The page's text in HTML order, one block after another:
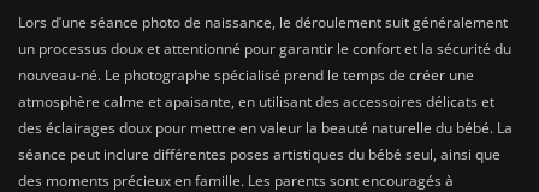
Lors d’une séance photo de naissance, le déroulement suit généralement
un processus doux et attentionné pour garantir le confort et la sécurité du
nouveau-né. Le photographe spécialisé prend le temps de créer une
atmosphère calme et apaisante, en utilisant des accessoires délicats et
des éclairages doux pour mettre en valeur la beauté naturelle du bébé. La
séance peut inclure différentes poses artistiques du bébé seul, ainsi que
des moments précieux en famille. Les parents sont encouragés à